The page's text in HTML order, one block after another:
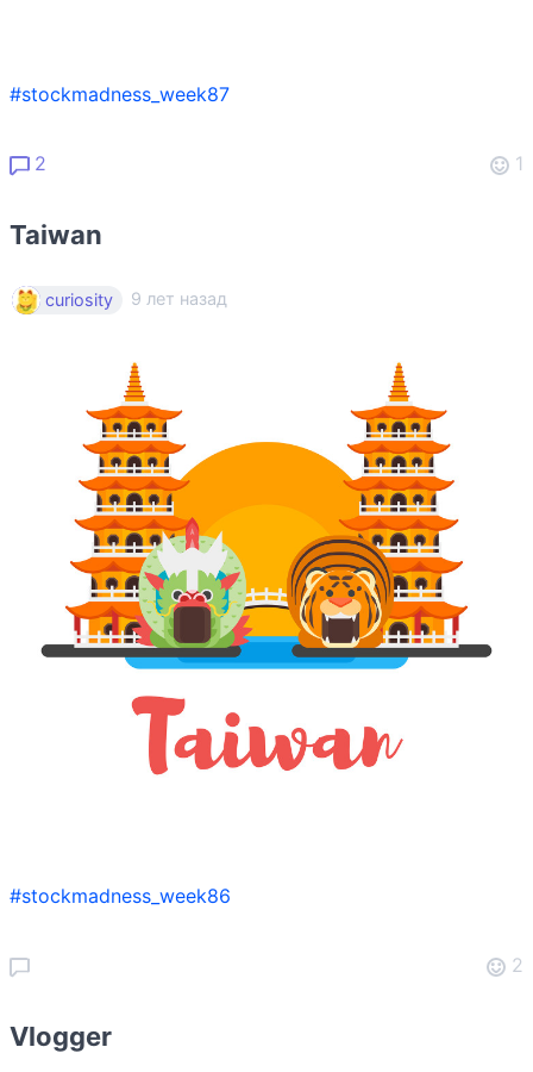
#stockmadness_week87
2 1
Taiwan
curiosity 9 лет назад
#stockmadness_week86
2
Vlogger